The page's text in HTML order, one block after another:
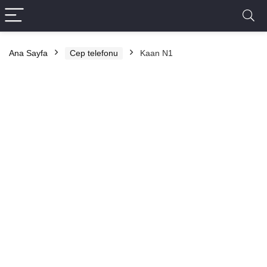
Ana Sayfa Cep telefonu Kaan N1